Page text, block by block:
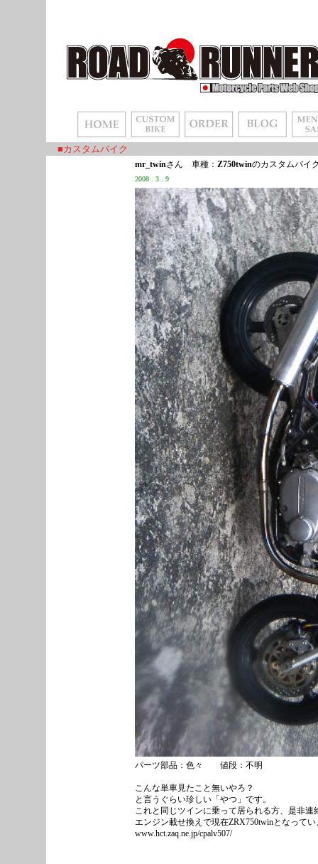
■カスタムバイク
mr_twinさん 車種： Z750twinのカスタムバイ
2008 . 3 . 9
パーツ部品：色々 値段：不明
こんな単車見たこと無いやろ？
と言うぐらい珍しい「やつ」です。
これと同じツインに乗って居られる方、是非連
エンジン載せ換えで現在ZRX750twinとなってい
www.hct.zaq.ne.jp/cpalv507/